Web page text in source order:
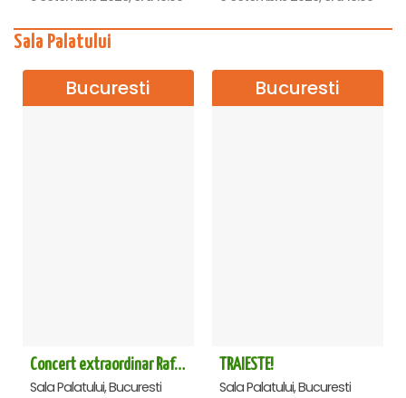
Sala Palatului
Bucuresti
Concert extraordinar Rafet El Roman - Sala Palatului
Sala Palatului, Bucuresti
Bucuresti
TRAIESTE!
Sala Palatului, Bucuresti